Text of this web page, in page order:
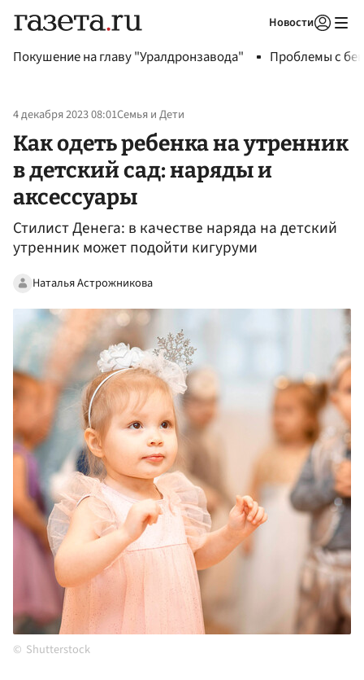
Новости
Покушение на главу "Уралдронзавода" Проблемы с
4 декабря 2023 08:01Семья и Дети
Как одеть ребенка на утренник
в детский сад: наряды и
аксессуары
Стилист Денега: в качестве наряда на детский
утренник может подойти кигуруми
Наталья Астрожникова
Shutterstock